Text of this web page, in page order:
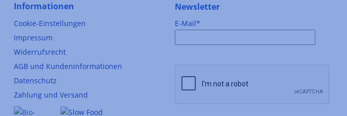
Informationen
Cookie-Einstellungen
Impressum
Widerrufsrecht
AGB und Kundeninformationen
Datenschutz
Zahlung und Versand
Newsletter
E-Mail*